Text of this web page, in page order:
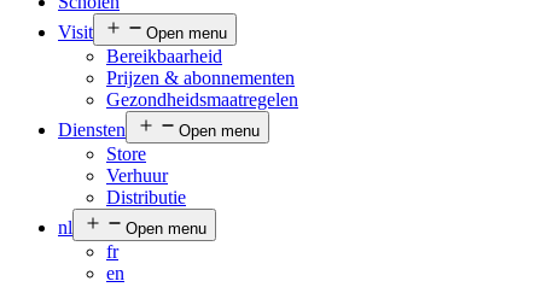
Visit
Open menu
Bereikbaarheid
Prijzen & abonnementen
Gezondheidsmaatregelen
Diensten
Open menu
Store
Verhuur
Distributie
nl
Open menu
fr
en